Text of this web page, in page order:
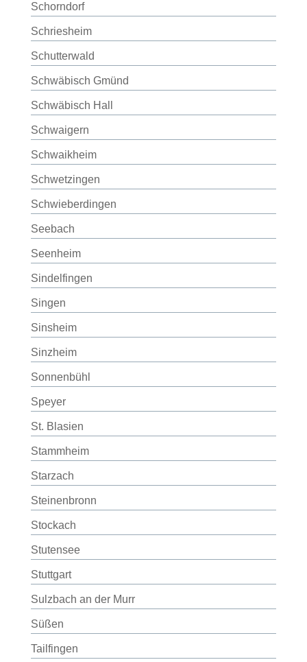
Schorndorf
Schriesheim
Schutterwald
Schwäbisch Gmünd
Schwäbisch Hall
Schwaigern
Schwaikheim
Schwetzingen
Schwieberdingen
Seebach
Seenheim
Sindelfingen
Singen
Sinsheim
Sinzheim
Sonnenbühl
Speyer
St. Blasien
Stammheim
Starzach
Steinenbronn
Stockach
Stutensee
Stuttgart
Sulzbach an der Murr
Süßen
Tailfingen